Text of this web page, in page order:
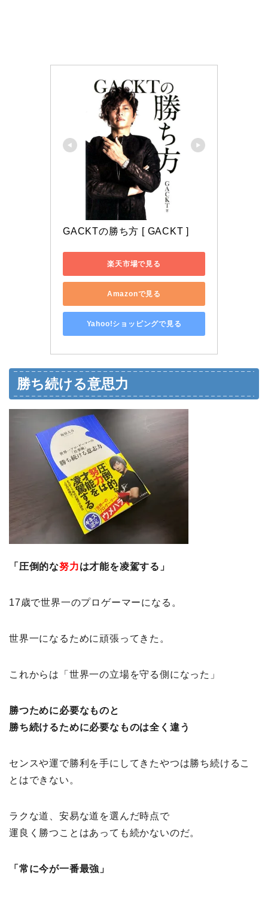
GACKTの勝ち方 [ GACKT ]
楽天市場で見る
Amazonで見る
Yahoo!ショッピングで見る
勝ち続ける意思力
「圧倒的な努力は才能を凌駕する」
17歳で世界一のプロゲーマーになる。
世界一になるために頑張ってきた。
これからは「世界一の立場を守る側になった」
勝つために必要なものと
勝ち続けるために必要なものは全く違う
センスや運で勝利を手にしてきたやつは勝ち続けるこ
とはできない。
ラクな道、安易な道を選んだ時点で
運良く勝つことはあっても続かないのだ。
「常に今が一番最強」